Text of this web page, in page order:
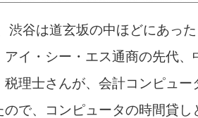
渋谷は道玄坂の中ほどにあっ
アイ・シー・エス通商の先代
税理士さんが、会計コンピュ
ので、コンピュータの時間貸